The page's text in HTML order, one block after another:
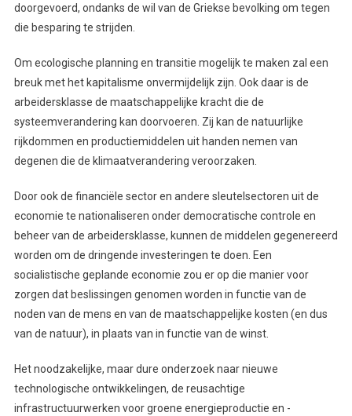
doorgevoerd, ondanks de wil van de Griekse bevolking om tegen
die besparing te strijden.
Om ecologische planning en transitie mogelijk te maken zal een
breuk met het kapitalisme onvermijdelijk zijn. Ook daar is de
arbeidersklasse de maatschappelijke kracht die de
systeemverandering kan doorvoeren. Zij kan de natuurlijke
rijkdommen en productiemiddelen uit handen nemen van
degenen die de klimaatverandering veroorzaken.
Door ook de financiële sector en andere sleutelsectoren uit de
economie te nationaliseren onder democratische controle en
beheer van de arbeidersklasse, kunnen de middelen gegenereerd
worden om de dringende investeringen te doen. Een
socialistische geplande economie zou er op die manier voor
zorgen dat beslissingen genomen worden in functie van de
noden van de mens en van de maatschappelijke kosten (en dus
van de natuur), in plaats van in functie van de winst.
Het noodzakelijke, maar dure onderzoek naar nieuwe
technologische ontwikkelingen, de reusachtige
infrastructuurwerken voor groene energieproductie en -